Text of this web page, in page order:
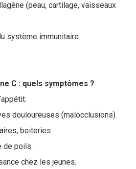
(peau, cartilage, vaisseaux
système immunitaire.
C : quels symptômes ?
douloureuses (malocclusions).
boiteries.
de poils.
chez les jeunes.